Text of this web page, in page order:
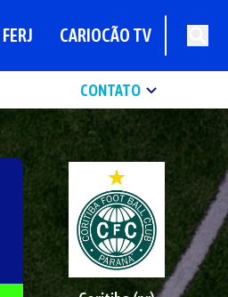
CARIOCÃO TV
CONTATO